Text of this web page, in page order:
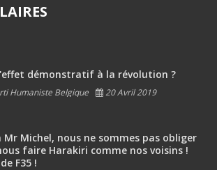
démonstratif à la révolution ?
Humaniste Belgique 20 Avril 2019
Mr Michel, nous ne sommes pas obliger
faire Harakiri comme nos voisins !
F35 !